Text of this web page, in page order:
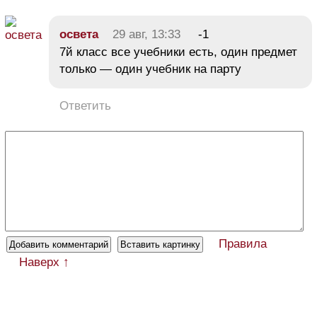
освета 29 авг, 13:33
-1
7й класс все учебники есть, один предмет
только — один учебник на парту
Ответить
Правила
Наверх ↑